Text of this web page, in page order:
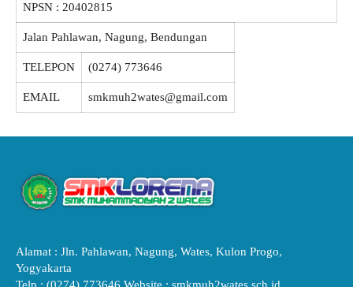
NPSN : 20402815
Jalan Pahlawan, Nagung, Bendungan
TELEPON (0274) 773646
EMAIL smkmuh2wates@gmail.com
Alamat : Jln. Pahlawan, Nagung, Wates, Kulon Progo,
Yogyakarta